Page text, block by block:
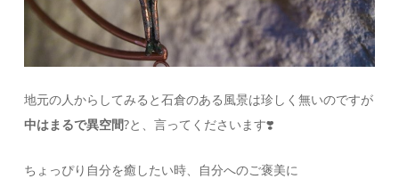
地元の人からしてみると石倉のある風景は珍しく無いのですが
中はまるで異空間?と、言ってくださいます❣️
ちょっぴり自分を癒したい時、自分へのご褒美に